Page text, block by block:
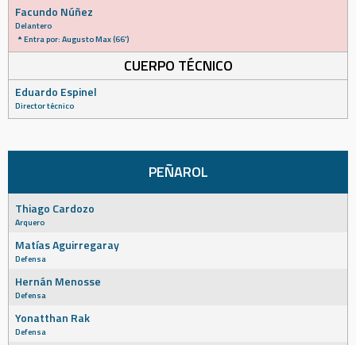
Facundo Núñez
Delantero
Entra por: Augusto Max (66')
CUERPO TÉCNICO
Eduardo Espinel
Director técnico
PEÑAROL
Thiago Cardozo
Arquero
Matías Aguirregaray
Defensa
Hernán Menosse
Defensa
Yonatthan Rak
Defensa